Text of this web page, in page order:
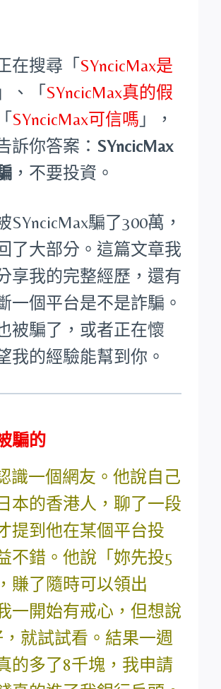
在搜尋「 SYncicMax是
」、「 SYncicMax真的假
SYncicMax可信嗎 」，
訴你答案： SYncicMax
，不要投資。
SYncicMax騙了300萬，
了大部分。這篇文章我
享我的完整經歷，還有
一個平台是不是詐騙。
被騙了，或者正在懷
我的經驗能幫到你。
騙的
識一個網友。他說自己
本的香港人，聊了一段
提到他在某個平台投
不錯。他說「妳先投5
賺了隨時可以領出
一開始有戒心，但想說
，就試試看。結果一週
的多了8千塊，我申請